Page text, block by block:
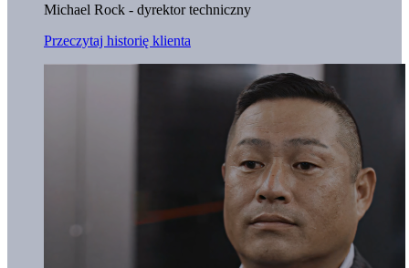
Michael Rock - dyrektor techniczny
Przeczytaj historię klienta